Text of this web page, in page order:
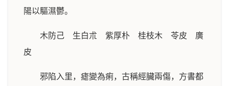
陽以驅濕鬱。
木防己 生白朮 紫厚朴 桂枝木 苓皮 廣
皮
邪陷入里，瘧變為痢，古稱經臟兩傷，方書都